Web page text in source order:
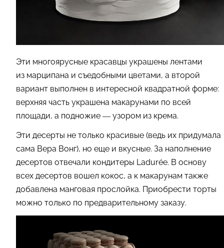
Эти многоярусные красавцы украшены лентами
из марципана и съедобными цветами, а второй
вариант выполнен в интересной квадратной форме:
верхняя часть украшена макарунами по всей
площади, а подножие — узором из крема.
Эти десерты не только красивые (ведь их придумала
сама Вера Вонг), но еще и вкусные. За наполнение
десертов отвечали кондитеры Ladurée. В основу
всех десертов вошел кокос, а к макарунам также
добавлена манговая прослойка. Приобрести торты
можно только по предварительному заказу.